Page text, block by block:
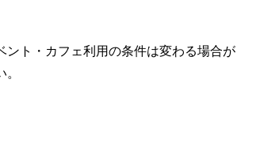
ト・カフェ利用の条件は変わる場合が